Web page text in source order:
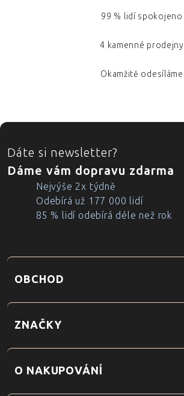
99 % lidí spokojeno
4 kamenné prodejny
Okamžitě odesíláme
ZÁPATÍ
Dáte si newsletter?
Dáme vám dopravu zdarma
Nejvýše 2x týdně
Odebírá už 177 000 lidí
85 % lidí odebírá déle než rok
OBCHOD
ZNAČKY
O NAKUPOVÁNÍ